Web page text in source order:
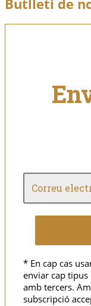
Butlletí de
* En cap cas
enviar cap
amb tercers.
subscripció